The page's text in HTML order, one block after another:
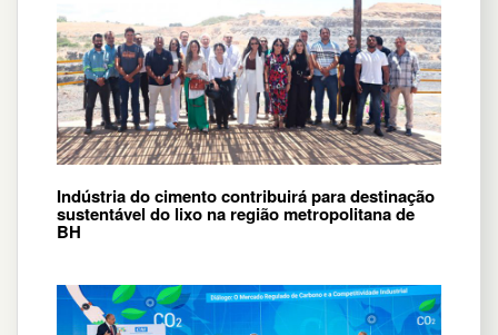
Indústria do cimento contribuirá para destinação
sustentável do lixo na região metropolitana de
BH